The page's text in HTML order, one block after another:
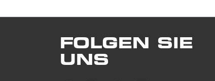
FOLGEN SIE
UNS